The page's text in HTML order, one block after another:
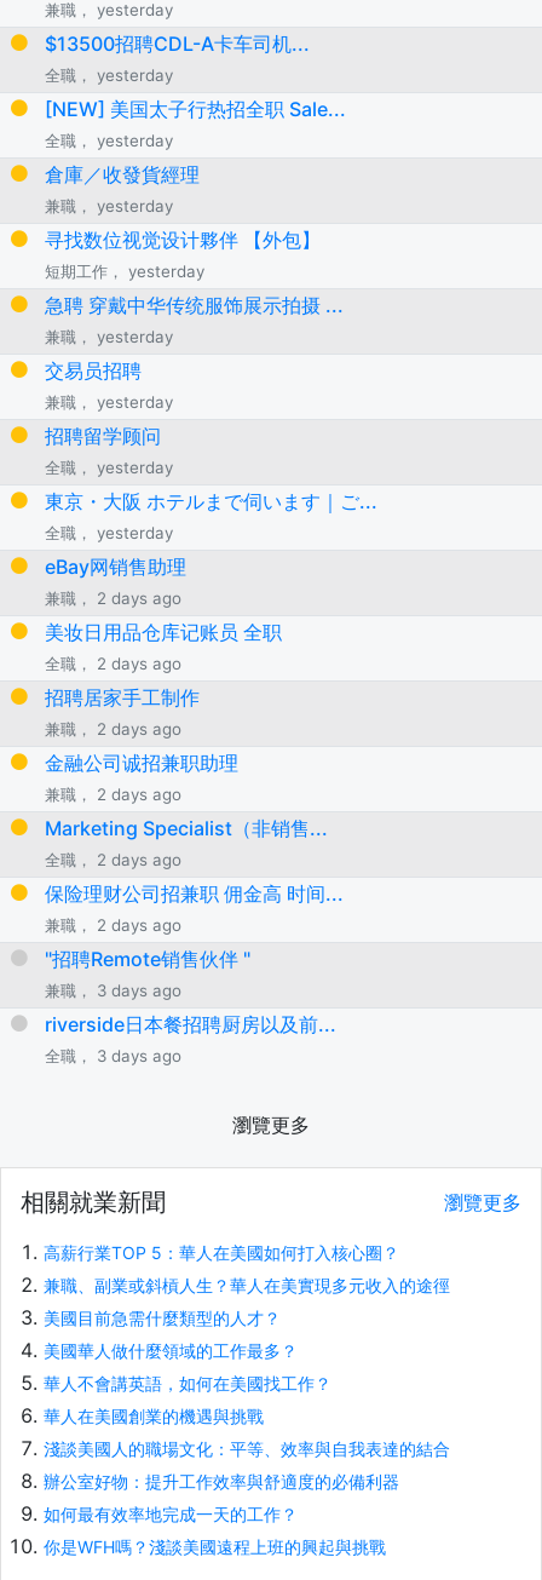
兼職， yesterday
$13500招聘CDL-A卡车司机...
全職， yesterday
[NEW] 美国太子行热招全职 Sale...
全職， yesterday
倉庫／收發貨經理
兼職， yesterday
寻找数位视觉设计夥伴 【外包】
短期工作， yesterday
急聘 穿戴中华传统服饰展示拍摄 ...
兼職， yesterday
交易员招聘
兼職， yesterday
招聘留学顾问
全職， yesterday
東京・大阪 ホテルまで伺います｜ご...
全職， yesterday
eBay网销售助理
兼職， 2 days ago
美妆日用品仓库记账员 全职
全職， 2 days ago
招聘居家手工制作
兼職， 2 days ago
金融公司诚招兼职助理
兼職， 2 days ago
Marketing Specialist（非销售...
全職， 2 days ago
保险理财公司招兼职 佣金高 时间...
兼職， 2 days ago
"招聘Remote销售伙伴 "
兼職， 3 days ago
riverside日本餐招聘厨房以及前...
全職， 3 days ago
瀏覽更多
相關就業新聞 瀏覽更多
高薪行業TOP 5：華人在美國如何打入核心圈？
兼職、副業或斜槓人生？華人在美實現多元收入的途徑
美國目前急需什麼類型的人才？
美國華人做什麼領域的工作最多？
華人不會講英語，如何在美國找工作？
華人在美國創業的機遇與挑戰
淺談美國人的職場文化：平等、效率與自我表達的結合
辦公室好物：提升工作效率與舒適度的必備利器
如何最有效率地完成一天的工作？
你是WFH嗎？淺談美國遠程上班的興起與挑戰